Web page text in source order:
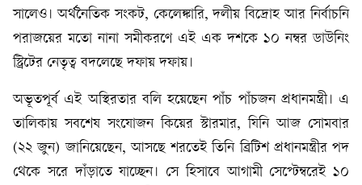
সালেও। অর্থনৈতিক সংকট, কেলেঙ্কারি, দলীয় বিদ্রোহ আর নির্বাচনি
পরাজয়ের মতো নানা সমীকরণে এই এক দশকে ১০ নম্বর ডাউনিং
স্ট্রিটের নেতৃত্ব বদলেছে দফায় দফায়।
অভূতপূর্ব এই অস্থিরতার বলি হয়েছেন পাঁচ পাঁচজন প্রধানমন্ত্রী। এ
তালিকায় সবশেষ সংযোজন কিয়ের স্টারমার, যিনি আজ সোমবার
(২২ জুন) জানিয়েছেন, আসছে শরতেই তিনি ব্রিটিশ প্রধানমন্ত্রীর পদ
থেকে সরে দাঁড়াতে যাচ্ছেন। সে হিসাবে আগামী সেপ্টেম্বরেই ১০